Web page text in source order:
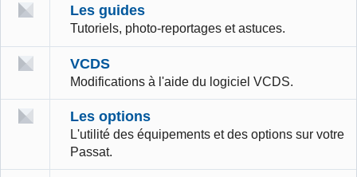
Les guides
Tutoriels, photo-reportages et astuces.
VCDS
Modifications à l'aide du logiciel VCDS.
Les options
L'utilité des équipements et des options sur votre
Passat.